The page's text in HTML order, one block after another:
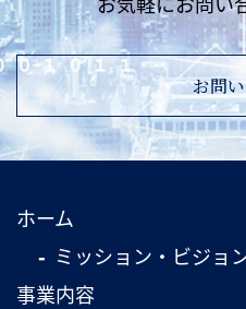
お問
ホーム
ミッション・ビジョ
事業内容